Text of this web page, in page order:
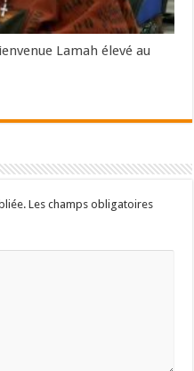
Lamah élevé au
Les champs obligatoires